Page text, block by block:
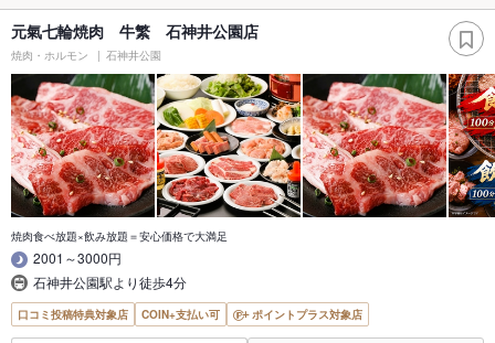
元氣七輪焼肉 牛繁 石神井公園店
焼肉・ホルモン 石神井公園
焼肉食べ放題×飲み放題＝安心価格で大満足
2001～3000円
石神井公園駅より徒歩4分
口コミ投稿特典対象店 COIN+支払い可 ポイントプラス対象店